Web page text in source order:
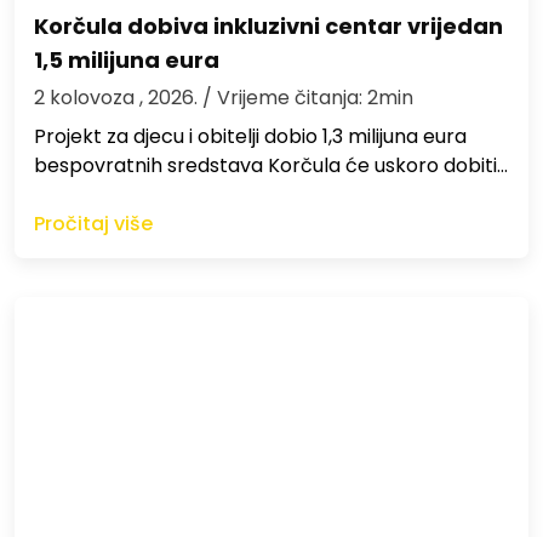
Korčula dobiva inkluzivni centar vrijedan
1,5 milijuna eura
2 kolovoza , 2026. / Vrijeme čitanja: 2min
Projekt za djecu i obitelji dobio 1,3 milijuna eura
bespovratnih sredstava Korčula će uskoro dobiti…
Pročitaj više